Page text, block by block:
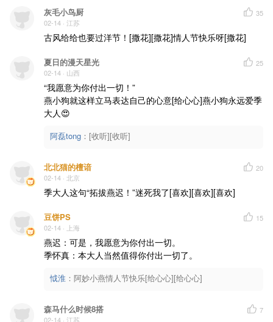
灰毛小鸟厨
02-14 · 江苏
35
古风给给也要过洋节！[撒花][撒花]情人节快乐呀[撒花]
夏日的漫天星光
02-14 · 山西
25
“我愿意为你付出一切！”
燕小狗就这样立马表达自己的心意[给心心]燕小狗永远爱季
大人😍
阿磊tong ： [收听][收听]
北北猫的檀谙
02-14 · 北京
20
季大人这句“拓拔燕迟！”迷死我了[喜欢][喜欢][喜欢]
豆饼PS
02-14 · 上海
15
燕迟：可是，我愿意为你付出一切。
季怀真：本大人当然值得你付出一切了。
怴淮 ： 阿妙小燕情人节快乐[给心心][给心心]
森马什么时候8搭
02-14 · 江苏
7